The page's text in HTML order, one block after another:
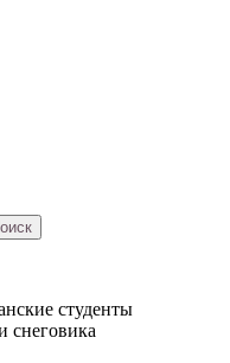
студенты
снеговика